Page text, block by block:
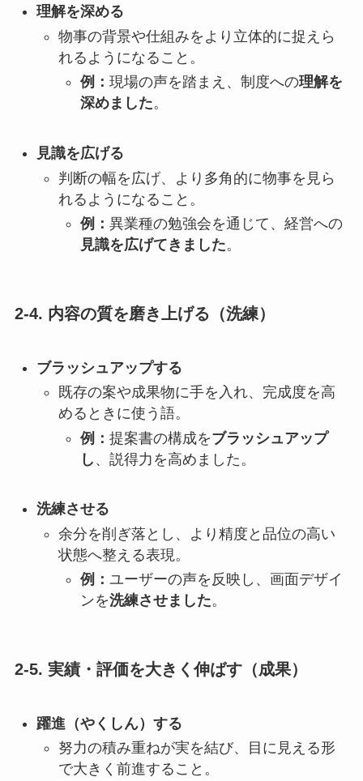
理解を深める
物事の背景や仕組みをより立体的に捉えら
れるようになること。
例： 現場の声を踏まえ、制度への理解を
深めました。
見識を広げる
判断の幅を広げ、より多角的に物事を見ら
れるようになること。
例： 異業種の勉強会を通じて、経営への
見識を広げてきました。
2-4. 内容の質を磨き上げる（洗練）
ブラッシュアップする
既存の案や成果物に手を入れ、完成度を高
めるときに使う語。
例： 提案書の構成をブラッシュアップ
し 、説得力を高めました。
洗練させる
余分を削ぎ落とし、より精度と品位の高い
状態へ整える表現。
例： ユーザーの声を反映し、画面デザイ
ンを洗練させました。
2-5. 実績・評価を大きく伸ばす（成果）
躍進（やくしん）する
努力の積み重ねが実を結び、目に見える形
で大きく前進すること。